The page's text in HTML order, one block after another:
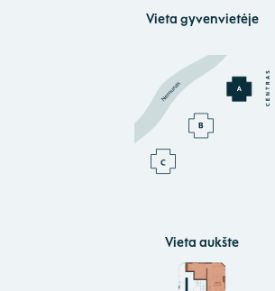
Vieta gyvenvietėje
Vieta aukšte